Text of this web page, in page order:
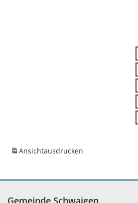
Ansichtausdrucken
Gemeinde Schwaigen